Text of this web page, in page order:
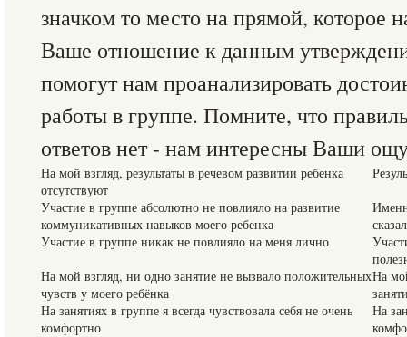
значком то место на прямой, которое
Ваше отношение к данным
помогут нам проанализировать
работы в группе. Помните, что
ответов нет - нам интересны Ваши
На мой взгляд, результаты в речевом развитии ребенка
отсутствуют
Участие в группе абсолютно не повлияло на развитие
коммуникативных навыков моего ребенка
Участие в группе никак не повлияло на меня лично
На мой взгляд, ни одно занятие не вызвало положительных
чувств у моего ребёнка
На
На занятиях в группе я всегда чувствовала себя не очень
комфортно
На